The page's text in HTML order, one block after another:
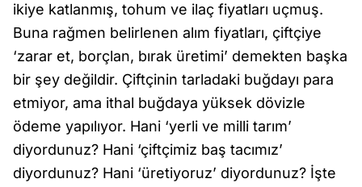
ikiye katlanmış, tohum ve ilaç fiyatları uçmuş.
Buna rağmen belirlenen alım fiyatları, çiftçiye
‘zarar et, borçlan, bırak üretimi’ demekten başka
bir şey değildir. Çiftçinin tarladaki buğdayı para
etmiyor, ama ithal buğdaya yüksek dövizle
ödeme yapılıyor. Hani ‘yerli ve milli tarım’
diyordunuz? Hani ‘çiftçimiz baş tacımız’
diyordunuz? Hani ‘üretiyoruz’ diyordunuz? İşte